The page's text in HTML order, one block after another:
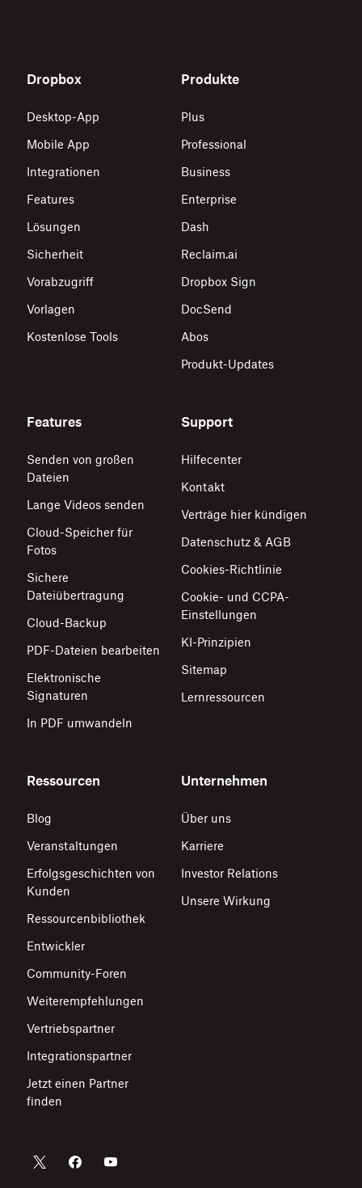
Dropbox
Desktop-App
Mobile App
Integrationen
Features
Lösungen
Sicherheit
Vorabzugriff
Vorlagen
Kostenlose Tools
Produkte
Plus
Professional
Business
Enterprise
Dash
Reclaim.ai
Dropbox Sign
DocSend
Abos
Produkt-Updates
Features
Senden von großen
Dateien
Lange Videos senden
Cloud-Speicher für
Fotos
Sichere
Dateiübertragung
Cloud-Backup
PDF-Dateien bearbeiten
Elektronische
Signaturen
In PDF umwandeln
Support
Hilfecenter
Kontakt
Verträge hier kündigen
Datenschutz & AGB
Cookies-Richtlinie
Cookie- und CCPA-
Einstellungen
KI-Prinzipien
Sitemap
Lernressourcen
Ressourcen
Blog
Veranstaltungen
Erfolgsgeschichten von
Kunden
Ressourcenbibliothek
Entwickler
Community-Foren
Weiterempfehlungen
Vertriebspartner
Integrationspartner
Jetzt einen Partner
finden
Unternehmen
Über uns
Karriere
Investor Relations
Unsere Wirkung